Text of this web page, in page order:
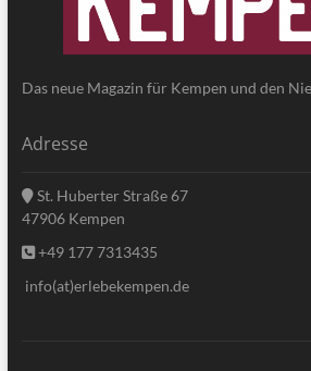
Das neue Magazin für Kempen und den
Adresse
St. Huberter Straße 67
47906 Kempen
+49 177 7313435
info(at)erlebekempen.de